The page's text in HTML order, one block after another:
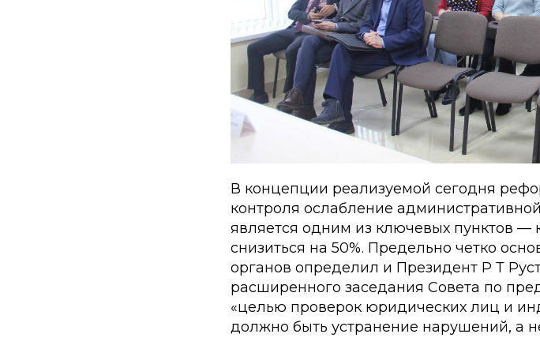
В концепции реализуемой сегодня
контроля ослабление
является одним из ключевых пунктов —
снизиться на 50%. Предельно четко
органов определил и Президент Р Т
расширенного заседания Совета по
«целью проверок юридических лиц и
должно быть устранение нарушений, а